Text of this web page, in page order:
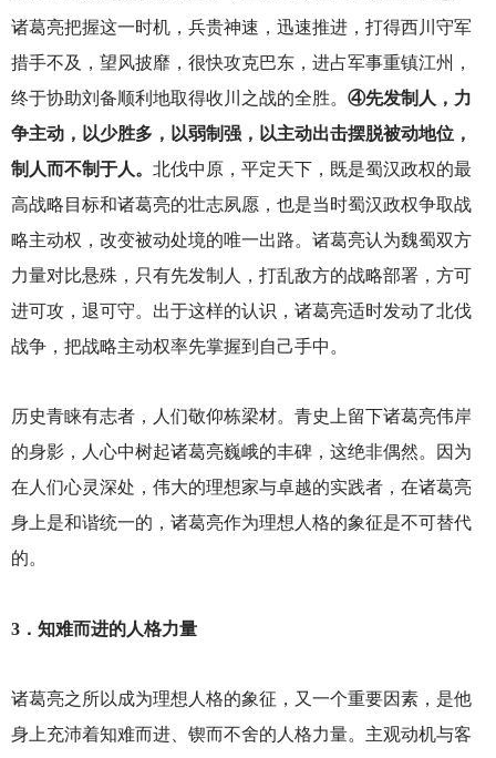
诸葛亮把握这一时机，兵贵神速，迅速推进，打得西川守军
措手不及，望风披靡，很快攻克巴东，进占军事重镇江州，
终于协助刘备顺利地取得收川之战的全胜。 ④先发制人，力
争主动，以少胜多，以弱制强，以主动出击摆脱被动地位，
制人而不制于人。 北伐中原，平定天下，既是蜀汉政权的最
高战略目标和诸葛亮的壮志夙愿，也是当时蜀汉政权争取战
略主动权，改变被动处境的唯一出路。诸葛亮认为魏蜀双方
力量对比悬殊，只有先发制人，打乱敌方的战略部署，方可
进可攻，退可守。出于这样的认识，诸葛亮适时发动了北伐
战争，把战略主动权率先掌握到自己手中。
历史青睐有志者，人们敬仰栋梁材。青史上留下诸葛亮伟岸
的身影，人心中树起诸葛亮巍峨的丰碑，这绝非偶然。因为
在人们心灵深处，伟大的理想家与卓越的实践者，在诸葛亮
身上是和谐统一的，诸葛亮作为理想人格的象征是不可替代
的。
3．知难而进的人格力量
诸葛亮之所以成为理想人格的象征，又一个重要因素，是他
身上充沛着知难而进、锲而不舍的人格力量。主观动机与客